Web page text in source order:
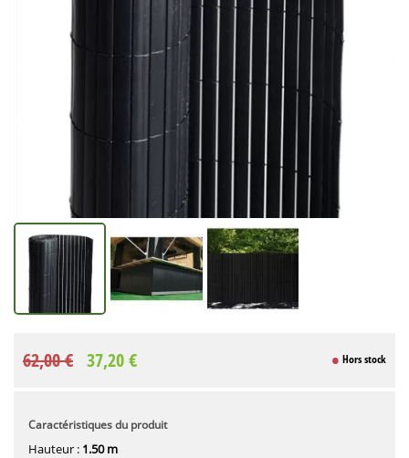
62,00 € 37,20 € Hors stock
Caractéristiques du produit
Hauteur : 1.50 m